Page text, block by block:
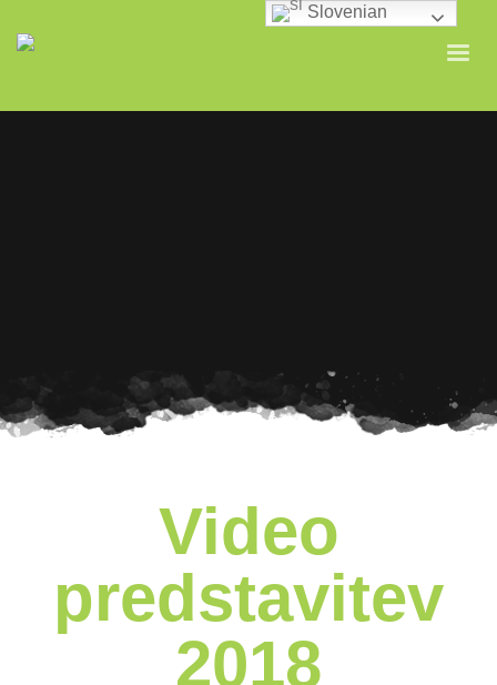
Video
predstavitev
2018
Slovenian